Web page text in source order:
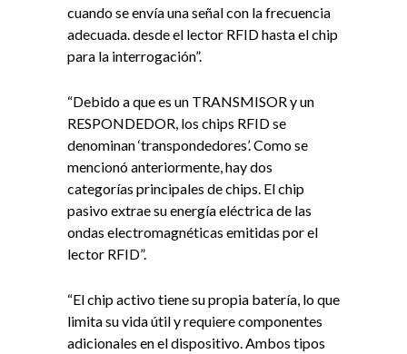
cuando se envía una señal con la frecuencia
adecuada. desde el lector RFID hasta el chip
para la interrogación”.
“Debido a que es un TRANSMISOR y un
RESPONDEDOR, los chips RFID se
denominan ‘transpondedores’. Como se
mencionó anteriormente, hay dos
categorías principales de chips. El chip
pasivo extrae su energía eléctrica de las
ondas electromagnéticas emitidas por el
lector RFID”.
“El chip activo tiene su propia batería, lo que
limita su vida útil y requiere componentes
adicionales en el dispositivo. Ambos tipos